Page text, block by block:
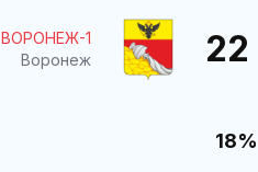
ВОРОНЕЖ-1
Воронеж
22
18%